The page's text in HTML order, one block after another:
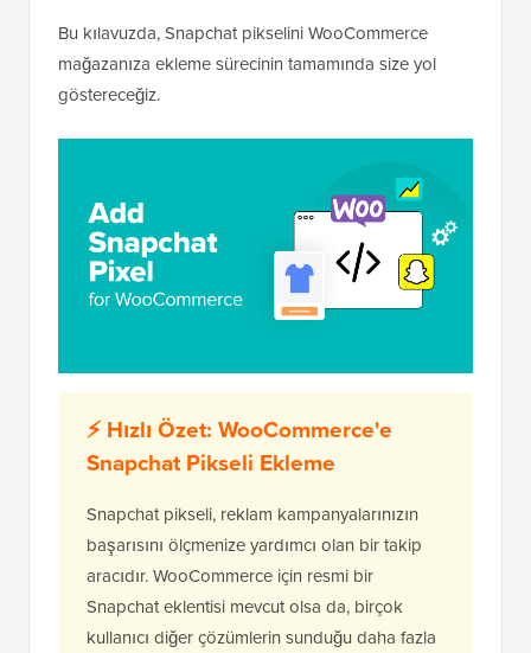
Bu kılavuzda, Snapchat pikselini WooCommerce
mağazanıza ekleme sürecinin tamamında size yol
göstereceğiz.
⚡ Hızlı Özet: WooCommerce'e
Snapchat Pikseli Ekleme
Snapchat pikseli, reklam kampanyalarınızın
başarısını ölçmenize yardımcı olan bir takip
aracıdır. WooCommerce için resmi bir
Snapchat eklentisi mevcut olsa da, birçok
kullanıcı diğer çözümlerin sunduğu daha fazla